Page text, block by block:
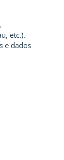
etc.).
e dados